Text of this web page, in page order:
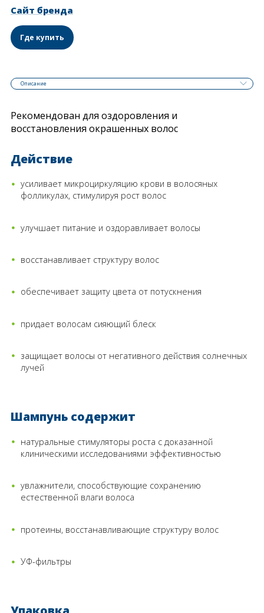
Сайт бренда
Где купить
Описание
Рекомендован для оздоровления и
восстановления окрашенных волос
Действие
усиливает микроциркуляцию крови в волосяных
фолликулах, стимулируя рост волос
улучшает питание и оздоравливает волосы
восстанавливает структуру волос
обеспечивает защиту цвета от потускнения
придает волосам сияющий блеск
защищает волосы от негативного действия солнечных
лучей
Шампунь содержит
натуральные стимуляторы роста с доказанной
клиническими исследованиями эффективностью
увлажнители, способствующие сохранению
естественной влаги волоса
протеины, восстанавливающие структуру волос
УФ-фильтры